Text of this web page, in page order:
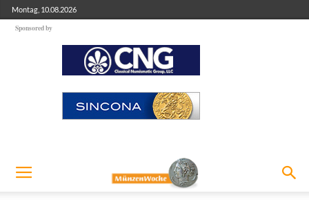
Montag, 10.08.2026
Sponsored by